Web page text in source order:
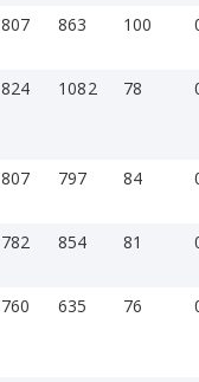
807 863 100
824 1082 78
807 797 84
782 854 81
760 635 76